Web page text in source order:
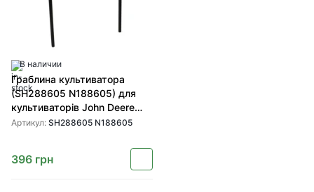
В наличии
Граблина культиватора
(SH288605 N188605) для
культиваторів John Deere
1010
Артикул: SH288605 N188605
396 грн